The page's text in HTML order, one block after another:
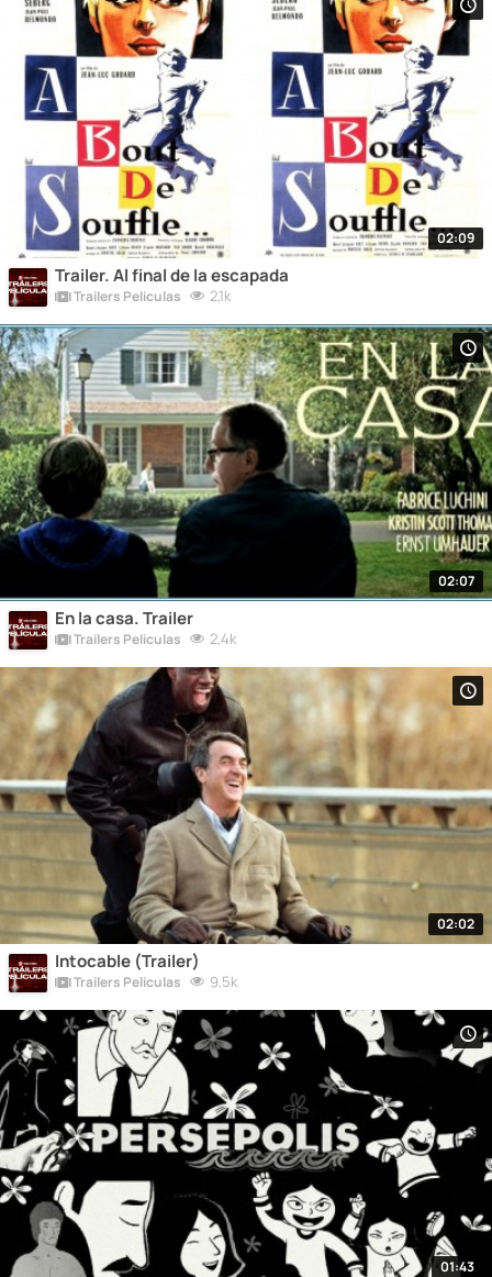
02:09
Trailer. Al final de la escapada
Trailers Peliculas 2,1k
02:07
En la casa. Trailer
Trailers Peliculas 2,4k
02:02
Intocable (Trailer)
Trailers Peliculas 9,5k
01:43